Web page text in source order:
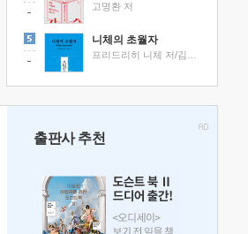
고명환 저
니체의 초월자
출판사 추천